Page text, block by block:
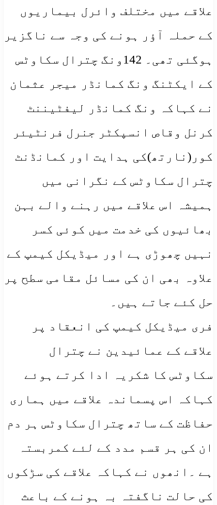
علاقے میں مختلف وائرل بیماریوں
کے حملہ آؤر ہونے کی وجہ سے ناگزیر
ہوگئی تھی۔ 142ونگ چترال سکاوٹس
کے ایکٹنگ ونگ کمانڈر میجر عثمان
نے کہاکہ ونگ کمانڈر لیفٹیننٹ
کرنل وقاص انسپکٹر جنرل فرنٹیئر
کور(نارتھ)کی ہدایت اور کمانڈنٹ
چترال سکاوٹس کے نگرانی میں
ہمیشہ اس علاقے میں رہنے والے بہن
بھائیوں کی خدمت میں کوئی کسر
نہیں چھوڑی ہے اور میڈیکل کیمپ کے
علاوہ بھی ان کی مسائل مقامی سطح پر
حل کئے جاتے ہیں۔
فری میڈیکل کیمپ کی انعقاد پر
علاقے کے عمائیدین نے چترال
سکاوٹس کا شکریہ ادا کرتے ہوئے
کہاکہ اس پسماندہ علاقے میں ہماری
حفاظت کے ساتھ چترال سکاوٹس ہر دم
ان کی ہر قسم مدد کے لئے کمربستہ
ہے ۔انھوں نے کہاکہ علاقے کی سڑکوں
کی حالت ناگفتہ بہ ہونے کے باعث